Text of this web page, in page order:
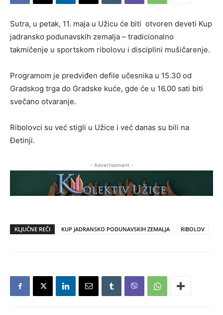
Sutra, u petak, 11. maja u Užicu će biti otvoren deveti Kup
jadransko podunavskih zemalja – tradicionalno
takmičenje u sportskom ribolovu i disciplini mušičarenje.
Programom je predviđen defile učesnika u 15.30 od
Gradskog trga do Gradske kuće, gde će u 16.00 sati biti
svečano otvaranje.
Ribolovci su već stigli u Užice i već danas su bili na
Đetinji.
- Advertisement -
KLJUČNE REČI KUP JADRANSKO PODUNAVSKIH ZEMALJA RIBOLOV